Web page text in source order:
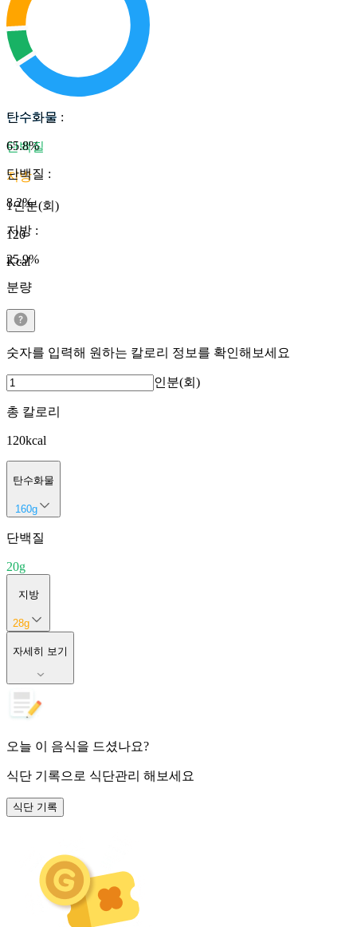
탄수화물
단백질
지방
1인분(회)
120
Kcal
탄수화물 :
65.8%
단백질 :
8.2%
지방 :
25.9%
분량
숫자를 입력해 원하는 칼로리 정보를 확인해보세요
인분(회)
총 칼로리
120kcal
탄수화물
160g
단백질
20g
지방
28g
자세히 보기
오늘 이 음식을 드셨나요?
식단 기록으로 식단관리 해보세요
식단 기록